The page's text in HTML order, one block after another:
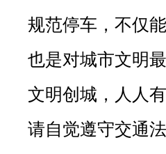
规范停车，不仅
也是对城市文明
文明创城，人人
请自觉遵守交通